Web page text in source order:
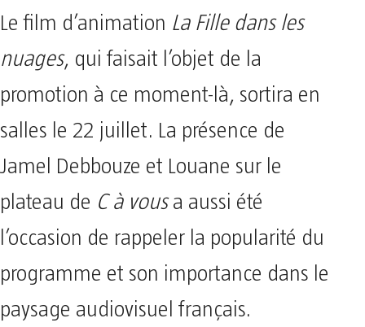
Le film d’animation La Fille dans les
nuages, qui faisait l’objet de la
promotion à ce moment-là, sortira en
salles le 22 juillet. La présence de
Jamel Debbouze et Louane sur le
plateau de C à vousa aussi été
l’occasion de rappeler la popularité du
programme et son importance dans le
paysage audiovisuel français.